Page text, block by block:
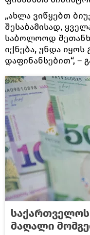
„ახლა ვიწყებთ
შესაბამისად,
საბოლოოდ
იქნება, უნდა იყოს
დაფინანსებით“, –
მაღალი